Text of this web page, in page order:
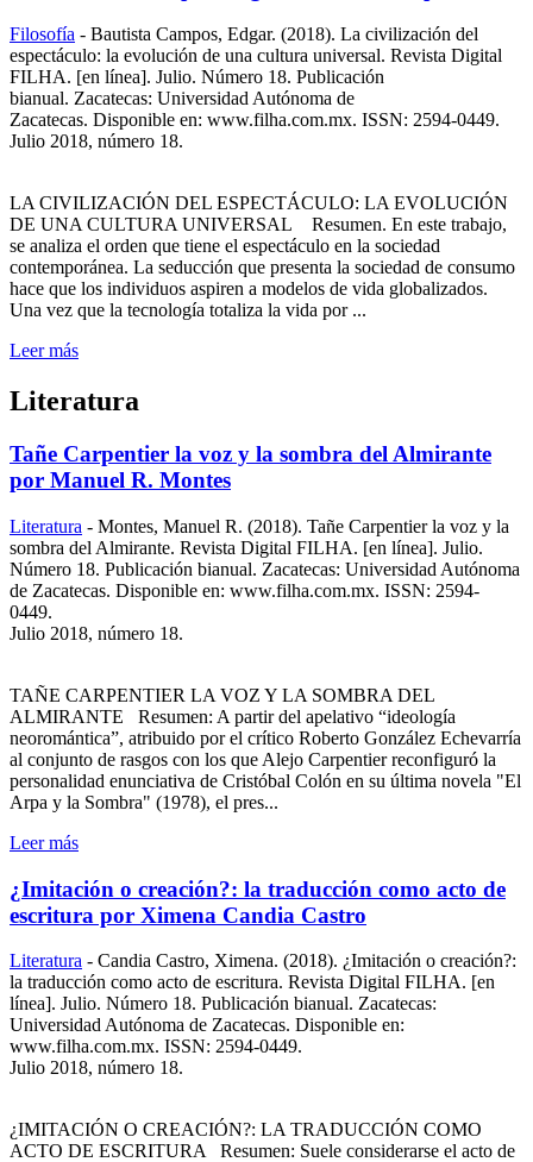
Filosofía - Bautista Campos, Edgar. (2018). La civilización del
espectáculo: la evolución de una cultura universal. Revista Digital
FILHA. [en línea]. Julio. Número 18. Publicación
bianual. Zacatecas: Universidad Autónoma de
Zacatecas. Disponible en: www.filha.com.mx. ISSN: 2594-0449.
Julio 2018, número 18.
LA CIVILIZACIÓN DEL ESPECTÁCULO: LA EVOLUCIÓN
DE UNA CULTURA UNIVERSAL Resumen. En este trabajo,
se analiza el orden que tiene el espectáculo en la sociedad
contemporánea. La seducción que presenta la sociedad de consumo
hace que los individuos aspiren a modelos de vida globalizados.
Una vez que la tecnología totaliza la vida por ...
Leer más
Literatura
Tañe Carpentier la voz y la sombra del Almirante
por Manuel R. Montes
Literatura - Montes, Manuel R. (2018). Tañe Carpentier la voz y la
sombra del Almirante. Revista Digital FILHA. [en línea]. Julio.
Número 18. Publicación bianual. Zacatecas: Universidad Autónoma
de Zacatecas. Disponible en: www.filha.com.mx. ISSN: 2594-
0449.
Julio 2018, número 18.
TAÑE CARPENTIER LA VOZ Y LA SOMBRA DEL
ALMIRANTE Resumen: A partir del apelativo “ideología
neoromántica”, atribuido por el crítico Roberto González Echevarría
al conjunto de rasgos con los que Alejo Carpentier reconfiguró la
personalidad enunciativa de Cristóbal Colón en su última novela "El
Arpa y la Sombra" (1978), el pres...
Leer más
¿Imitación o creación?: la traducción como acto de
escritura por Ximena Candia Castro
Literatura - Candia Castro, Ximena. (2018). ¿Imitación o creación?:
la traducción como acto de escritura. Revista Digital FILHA. [en
línea]. Julio. Número 18. Publicación bianual. Zacatecas:
Universidad Autónoma de Zacatecas. Disponible en:
www.filha.com.mx. ISSN: 2594-0449.
Julio 2018, número 18.
¿IMITACIÓN O CREACIÓN?: LA TRADUCCIÓN COMO
ACTO DE ESCRITURA Resumen: Suele considerarse el acto de